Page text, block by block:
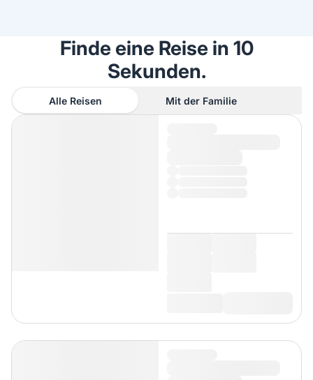
Finde eine Reise in 10
Sekunden.
Alle Reisen Mit der Familie